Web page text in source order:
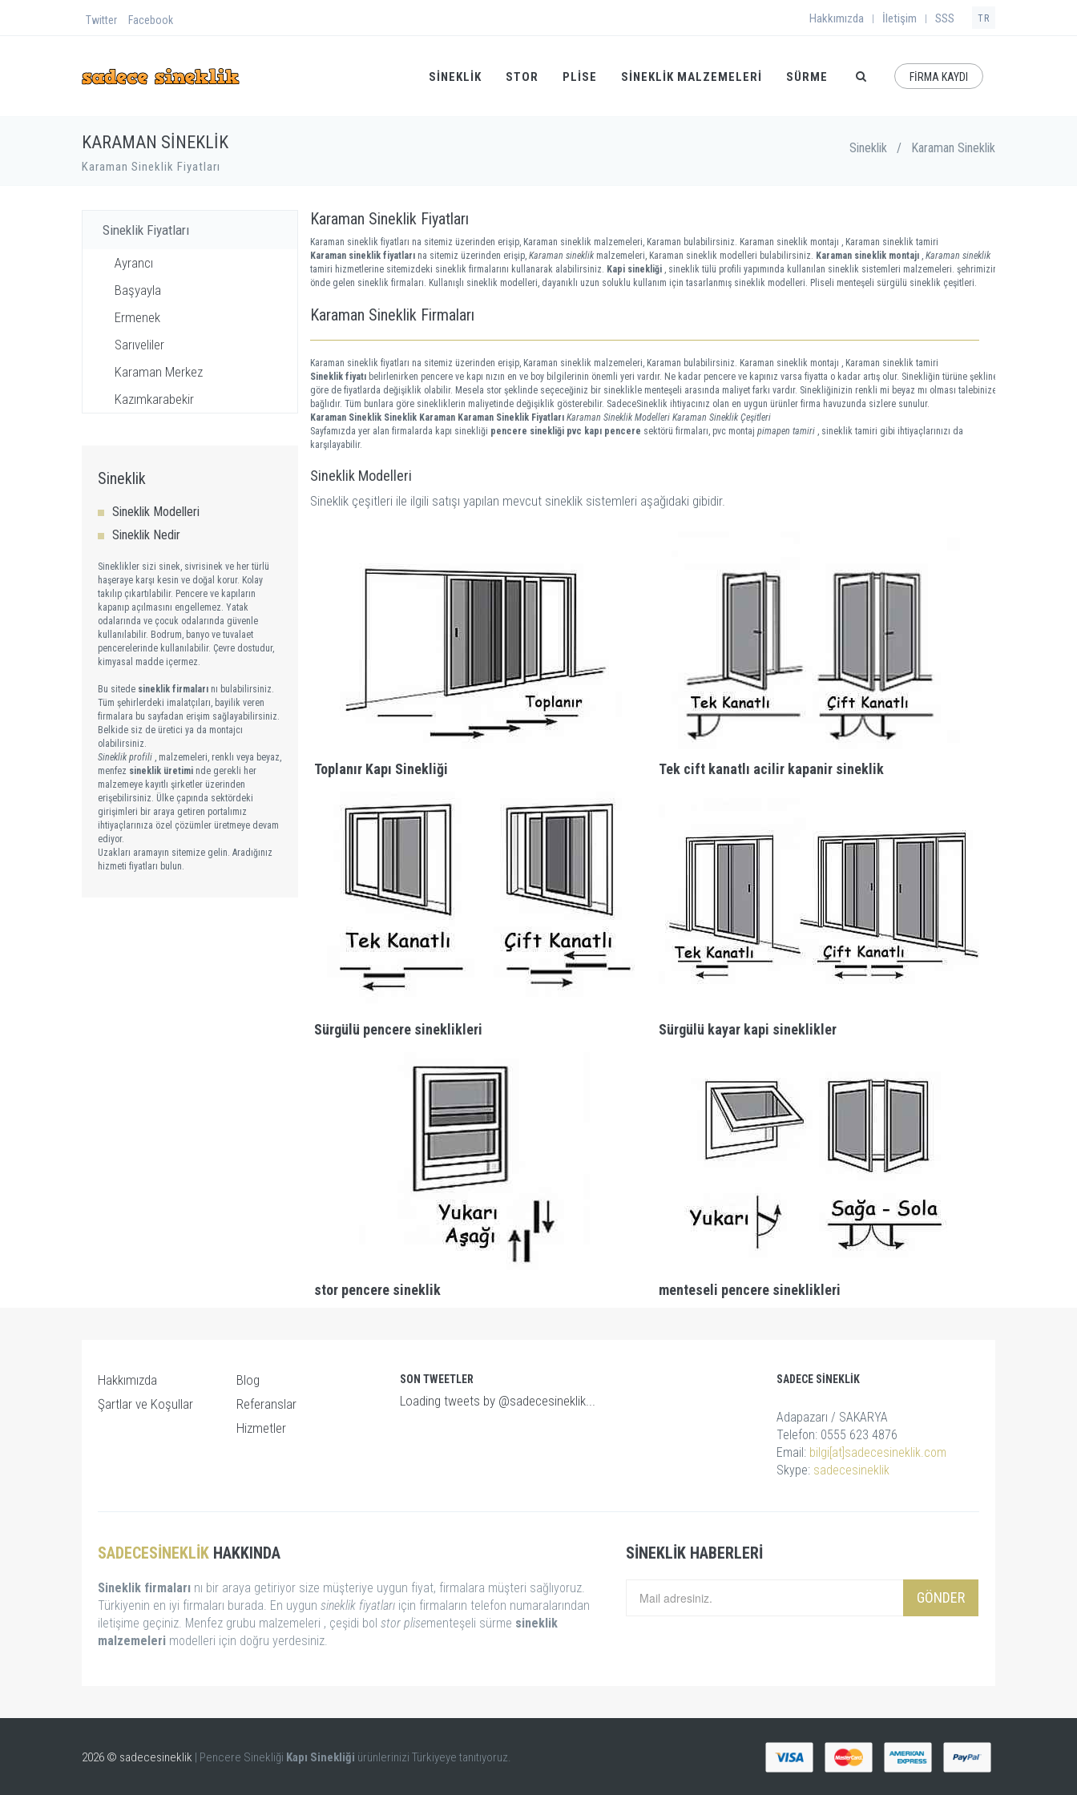
Twitter Facebook Hakkımızda | İletişim | SSS TR
SINEKLIK STOR PLİSE SINEKLIK MALZEMELERI SÜRME FİRMA KAYDI
KARAMAN SINEKLIK
Karaman Sineklik Fiyatları
Sineklik / Karaman Sineklik
Sineklik Fiyatları
Ayrancı
Başyayla
Ermenek
Sarıveliler
Karaman Merkez
Kazımkarabekir
Sineklik
Sineklik Modelleri
Sineklik Nedir
Sineklikler sizi sinek, sivrisinek ve her türlü
haşeraye karşı kesin ve doğal korur. Kolay
takılıp çıkartılabilir. Pencere ve kapıların
kapanıp açılmasını engellemez. Yatak
odalarında ve çocuk odalarında güvenle
kullanılabilir. Bodrum, banyo ve tuvalaet
pencerelerinde kullanılabilir. Çevre dostudur,
kimyasal madde içermez.
Bu sitede sineklik firmaları nı bulabilirsiniz.
Tüm şehirlerdeki imalatçıları, bayilik veren
firmalara bu sayfadan erişim sağlayabilirsiniz.
Belkide siz de üretici ya da montajcı
olabilirsiniz.
Sineklik profili , malzemeleri, renklı veya beyaz,
menfez sineklik üretimi nde gerekli her
malzemeye kayıtlı şirketler üzerinden
erişebilirsiniz. Ülke çapında sektördeki
girişimleri bir araya getiren portalımız
ihtiyaçlarınıza özel çözümler üretmeye devam
ediyor.
Uzakları aramayın sitemize gelin. Aradığınız
hizmeti fiyatları bulun.
Karaman Sineklik Fiyatları
Karaman sineklik fiyatları na sitemiz üzerinden erişip, Karaman sineklik malzemeleri, Karaman bulabilirsiniz. Karaman sineklik montajı , Karaman sineklik tamiri
Karaman sineklik fiyatları na sitemiz üzerinden erişip, Karaman sineklik malzemeleri, Karaman sineklik modelleri bulabilirsiniz. Karaman sineklik montajı , Karaman sineklik
tamiri hizmetlerine sitemizdeki sineklik firmalarını kullanarak alabilirsiniz. Kapi sinekliği , sineklik tülü profili yapımında kullanılan sineklik sistemleri malzemeleri. şehrimizin
önde gelen sineklik firmaları. Kullanışlı sineklik modelleri, dayanıklı uzun soluklu kullanım için tasarlanmış sineklik modelleri. Pliseli menteşeli sürgülü sineklik çeşitleri.
Karaman Sineklik Firmaları
Karaman sineklik fiyatları na sitemiz üzerinden erişip, Karaman sineklik malzemeleri, Karaman bulabilirsiniz. Karaman sineklik montajı , Karaman sineklik tamiri
Sineklik fiyatı belirlenirken pencere ve kapı nızın en ve boy bilgilerinin önemli yeri vardır. Ne kadar pencere ve kapınız varsa fiyatta o kadar artış olur. Sinekliğin türüne şekline
göre de fiyatlarda değişiklik olabilir. Mesela stor şeklinde seçeceğiniz bir sineklikle menteşeli arasında maliyet farkı vardır. Sinekliğinizin renkli mi beyaz mı olması talebinize
bağlıdır. Tüm bunlara göre sinekliklerin maliyetinde değişiklik gösterebilir. SadeceSineklik ihtiyacınız olan en uygun ürünler firma havuzunda sizlere sunulur.
Karaman Sineklik Sineklik Karaman Karaman Sineklik Fiyatları Karaman Sineklik Modelleri Karaman Sineklik Çeşitleri
Sayfamızda yer alan firmalarda kapı sinekliği pencere sinekliği pvc kapı pencere sektörü firmaları, pvc montaj pimapen tamiri , sineklik tamiri gibi ihtiyaçlarınızı da
karşılayabilir.
Sineklik Modelleri
Sineklik çeşitleri ile ilgili satışı yapılan mevcut sineklik sistemleri aşağıdaki gibidir.
Toplanır Kapı Sinekliği Tek cift kanatlı acilir kapanir sineklik
Sürgülü pencere sineklikleri Sürgülü kayar kapi sineklikler
stor pencere sineklik menteseli pencere sineklikleri
Hakkımızda
Şartlar ve Koşullar
Blog
Referanslar
Hizmetler
SON TWEETLER
Loading tweets by @sadecesineklik...
SADECE SINEKLIK
Adapazarı / SAKARYA
Telefon: 0555 623 4876
Email: bilgi[at]sadecesineklik.com
Skype: sadecesineklik
SADECESINEKLIK HAKKINDA
Sineklik firmaları nı bir araya getiriyor size müşteriye uygun fiyat, firmalara müşteri sağlıyoruz.
Türkiyenin en iyi firmaları burada. En uygun sineklik fiyatları için firmaların telefon numaralarından
iletişime geçiniz. Menfez grubu malzemeleri , çeşidi bol stor plisementeşeli sürme sineklik
malzemeleri modelleri için doğru yerdesiniz.
SINEKLIK HABERLERI
GÖNDER
2026 © sadecesineklik | Pencere Sinekliği Kapı Sinekliği ürünlerinizi Türkiyeye tanıtıyoruz.